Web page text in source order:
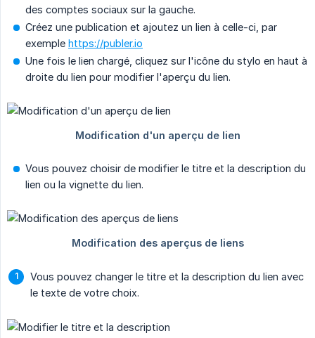
des comptes sociaux sur la gauche.
Créez une publication et ajoutez un lien à celle-ci, par
exemple https://publer.io
Une fois le lien chargé, cliquez sur l'icône du stylo en haut à
droite du lien pour modifier l'aperçu du lien.
Vous pouvez choisir de modifier le titre et la description du
lien ou la vignette du lien.
Vous pouvez changer le titre et la description du lien avec
le texte de votre choix.